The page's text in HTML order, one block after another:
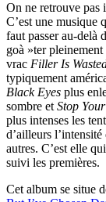
On ne retrouve pas
C’est une musique
faut passer au-delà
goà »ter
vrac Filler Is
typiquement
Black Eyes plus
sombre et Stop
plus intenses les
d’ailleurs
autres. C’est elle
suivi les premières.
Cet album se situe